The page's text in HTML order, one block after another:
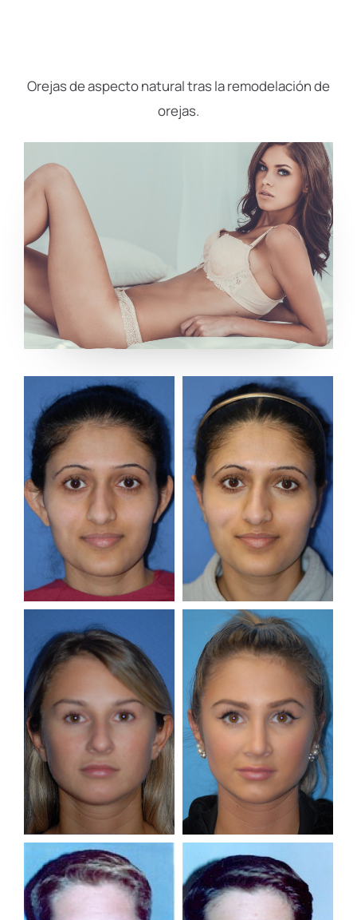
Orejas de aspecto natural tras la remodelación de
orejas.